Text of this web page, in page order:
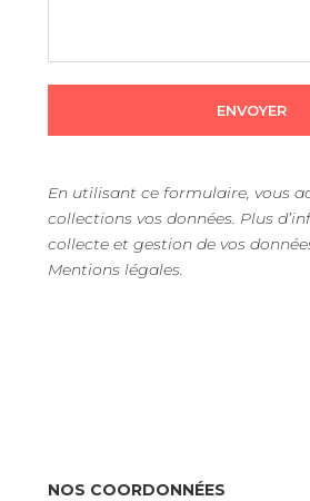
ENVOYER
En utilisant ce formulaire, vous
collections vos données. Plus
collecte et gestion de vos
Mentions légales.
NOS COORDONNÉES